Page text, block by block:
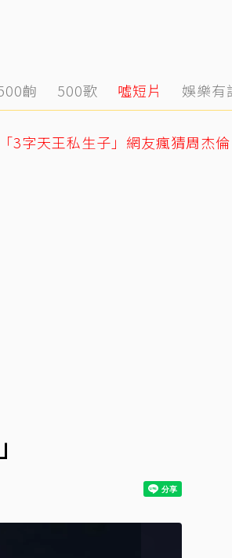
齣 500歌 噓短片 娛樂有
3字天王私生子」網友瘋猜周杰